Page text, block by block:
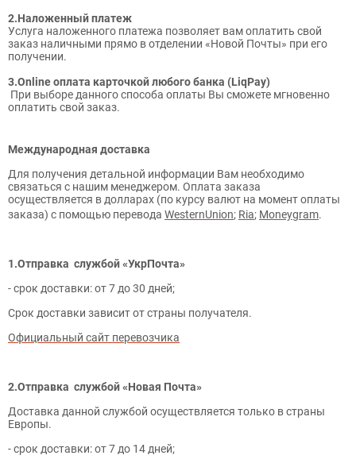
2.Наложенный платеж
Услуга наложенного платежа позволяет вам оплатить свой
заказ наличными прямо в отделении «Новой Почты» при его
получении.
3.Online оплата карточкой любого банка (LiqPay)
При выборе данного способа оплаты Вы сможете мгновенно
оплатить свой заказ.
Международная доставка
Для получения детальной информации Вам необходимо
связаться с нашим менеджером. Оплата заказа
осуществляется в долларах (по курсу валют на момент оплаты
заказа) с помощью перевода WesternUnion; Ria; Moneygram.
1.Отправка службой «УкрПочта»
- срок доставки: от 7 до 30 дней;
Срок доставки зависит от страны получателя.
Официальный сайт перевозчика
2.Отправка службой «Новая Почта»
Доставка данной службой осуществляется только в страны
Европы.
- срок доставки: от 7 до 14 дней;